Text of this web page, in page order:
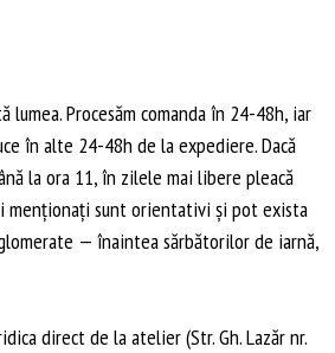
Procesăm comanda în 24-48h, iar
în alte 24-48h de la expediere. Dacă
la ora 11, în zilele mai libere pleacă
menționați sunt orientativi și pot exista
— înaintea sărbătorilor de iarnă,
direct de la atelier (Str. Gh. Lazăr nr.